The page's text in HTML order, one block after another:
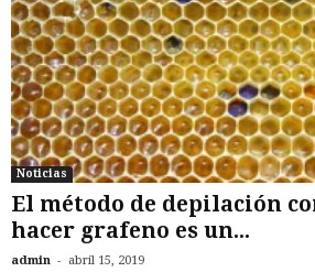
Noticias
El método de depilación
hacer grafeno es un...
admin - abril 15, 2019